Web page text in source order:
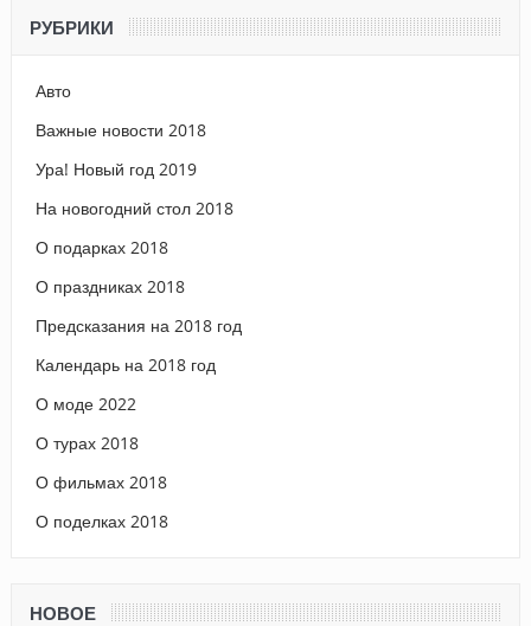
РУБРИКИ
Авто
Важные новости 2018
Ура! Новый год 2019
На новогодний стол 2018
О подарках 2018
О праздниках 2018
Предсказания на 2018 год
Календарь на 2018 год
О моде 2022
О турах 2018
О фильмах 2018
О поделках 2018
НОВОЕ